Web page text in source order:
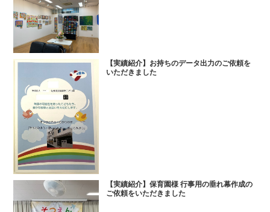
【実績紹介】お持ちのデータ出力のご依頼を
いただきました
【実績紹介】保育園様 行事用の垂れ幕作成の
ご依頼をいただきました